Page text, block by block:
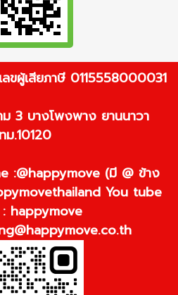
ผู้เสียภาษี 0115558000031
3 บางโพงพาง ยานนาวา
ม.10120
:@happymove (มี @ ข้าง
You tube
happymove